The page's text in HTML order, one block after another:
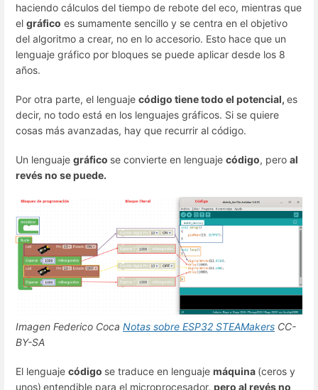
haciendo cálculos del tiempo de rebote del eco, mientras que
el gráfico es sumamente sencillo y se centra en el objetivo
del algoritmo a crear, no en lo accesorio. Esto hace que un
lenguaje gráfico por bloques se puede aplicar desde los 8
años.
Por otra parte, el lenguaje código tiene todo el potencial, es
decir, no todo está en los lenguajes gráficos. Si se quiere
cosas más avanzadas, hay que recurrir al código.
Un lenguaje gráfico se convierte en lenguaje código, pero al
revés no se puede.
Imagen Federico Coca Notas sobre ESP32 STEAMakers CC-
BY-SA
El lenguaje código se traduce en lenguaje máquina (ceros y
unos) entendible para el microprocesador, pero al revés no